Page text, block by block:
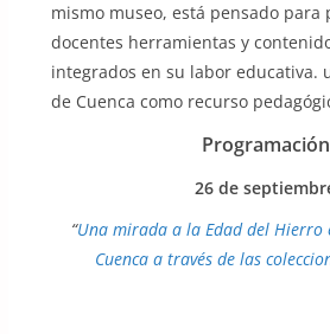
mismo museo, está pensado para
docentes herramientas y
integrados en su labor educativa.
de Cuenca como recurso
Programación
26 de
“Una mirada a la Edad del Hierro
Cuenca a través de las